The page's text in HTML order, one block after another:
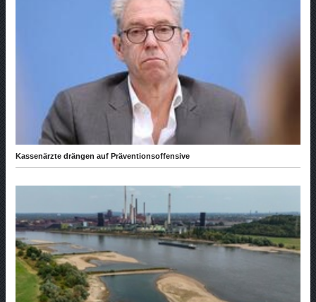
Kassenärzte drängen auf Präventionsoffensive